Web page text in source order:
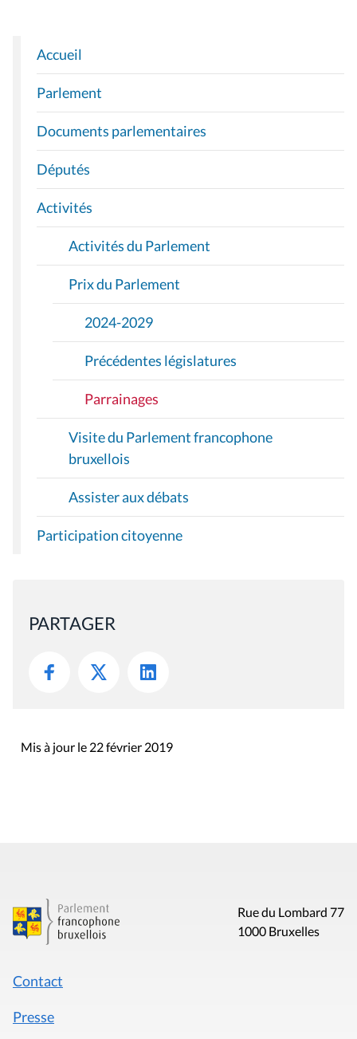
N
A
V
I
G
A
T
I
O
Accueil
Parlement
Documents parlementaires
Députés
Activités
Activités du Parlement
Prix du Parlement
2024-2029
Précédentes législatures
Parrainages
Visite du Parlement francophone
bruxellois
Assister aux débats
Participation citoyenne
PARTAGER
Mis à jour le 22 février 2019
Rue du Lombard 77
1000 Bruxelles
Contact
Presse